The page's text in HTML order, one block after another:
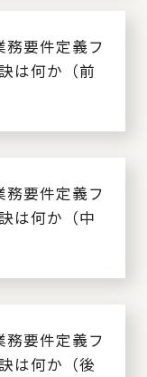
務要件定義フ
は何か（前
務要件定義フ
は何か（中
務要件定義フ
は何か（後